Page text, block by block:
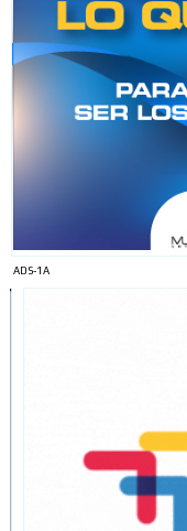
ADS-1A